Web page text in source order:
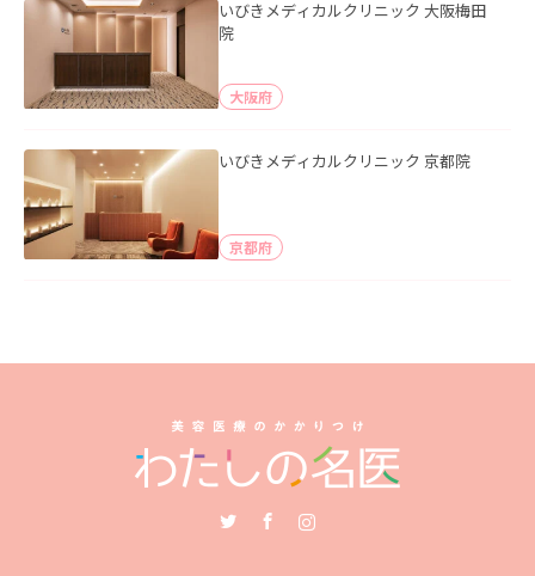
いびきメディカルクリニック 大阪梅田
院
大阪府
いびきメディカルクリニック 京都院
京都府